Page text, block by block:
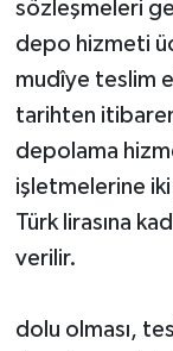
sözleşmeleri
depo hizmeti
mudîye teslim
tarihten
depolama
işletmelerine iki
Türk lirasına
dolu olması,